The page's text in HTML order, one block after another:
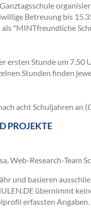
Betreuung bis
"MINTfreundliche
ersten Stunde um 7.50
Stunden finden
acht Schuljahren an
PROJEKTE
Web-Research-Team
und basieren
übernimmt
erfassten